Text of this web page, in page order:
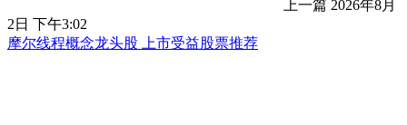
上一篇 2026年8月
2日 下午3:02
摩尔线程概念龙头股 上市受益股票推荐